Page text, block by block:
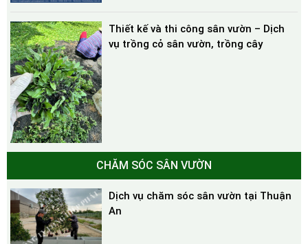
Thiết kế và thi công sân vườn – Dịch
vụ trồng cỏ sân vườn, trồng cây
CHĂM SÓC SÂN VƯỜN
Dịch vụ chăm sóc sân vườn tại Thuận
An